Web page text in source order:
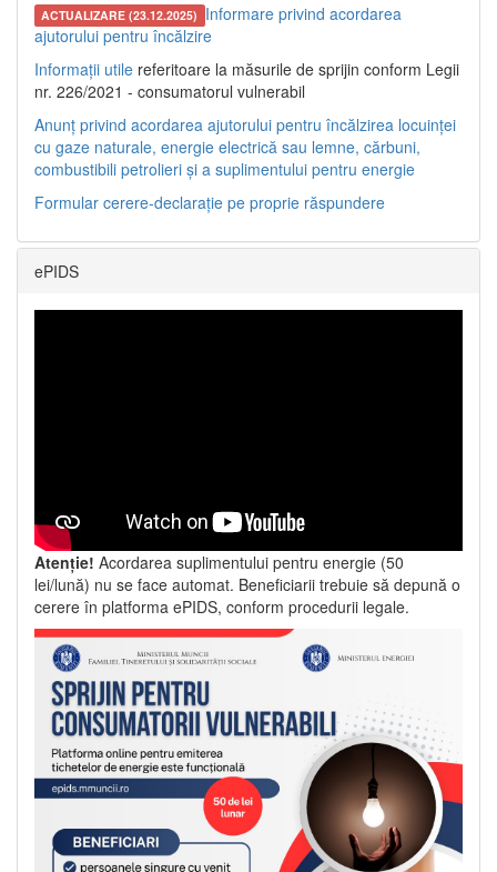
ACTUALIZARE (23.12.2025) Informare privind acordarea
ajutorului pentru încălzire
Informații utile referitoare la măsurile de sprijin conform Legii
nr. 226/2021 - consumatorul vulnerabil
Anunț privind acordarea ajutorului pentru încălzirea locuinței
cu gaze naturale, energie electrică sau lemne, cărbuni,
combustibili petrolieri și a suplimentului pentru energie
Formular cerere-declarație pe proprie răspundere
ePIDS
Atenție! Acordarea suplimentului pentru energie (50
lei/lună) nu se face automat. Beneficiarii trebuie să depună o
cerere în platforma ePIDS, conform procedurii legale.